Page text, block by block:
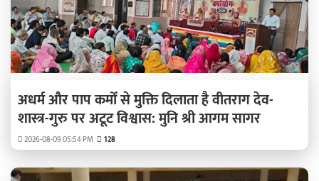
अधर्म और पाप कर्मों से मुक्ति दिलाता है वीतराग देव-
शास्त्र-गुरु पर अटूट विश्वास: मुनि श्री आगम सागर
2026-08-09 05:54 PM 128